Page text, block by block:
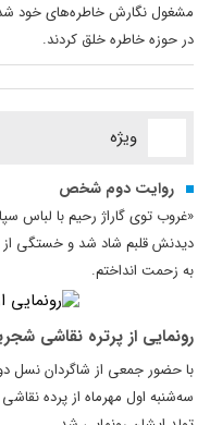
ویژه
روایت دوم شخص
«غروب توی گاراژ رحیم با لباس
دیدنش قلبم شاد شد و خستگی از
به زحمت انداختم.
رونمایی از پرتره نقاشی
با حضور جمعی از شاگردان نسل
سه‌شنبه اول مهرماه از پرده
مشغول نگارش خاطره‌های خود
در حوزه خاطره خلق کردند.